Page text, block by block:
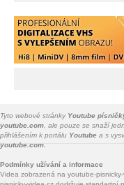
Tyto webové stránky Youtube
youtube.com , ale pouze se snaží
přihlášením k portálu Youtube a s
youtube.com.
Podmínky užívání a informace
Videa zobrazená na youtube-